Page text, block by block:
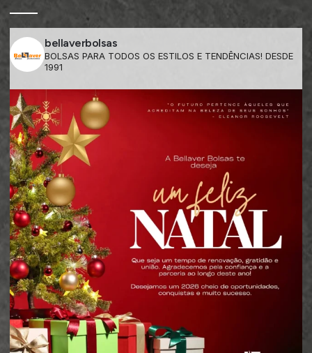
bellaverbolsas
BOLSAS PARA TODOS OS ESTILOS E TENDÊNCIAS! DESDE
1991